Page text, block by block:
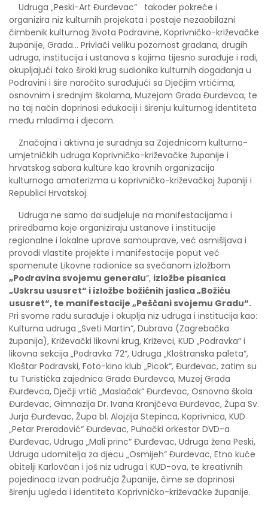
Udruga „Peski-Art Đurđevac“ također pokreće i
organizira niz kulturnih projekata i postaje nezaobilazni
čimbenik kulturnog života Podravine, Koprivničko-križevačke
županije, Grada... Privlači veliku pozornost građana, drugih
udruga, institucija i ustanova s kojima tijesno surađuje i radi,
okupljajući tako široki krug sudionika kulturnih događanja u
Podravini i šire naročito surađujući sa Dječjim vrtićima,
osnovnim i srednjim školama, Muzejom Grada Đurđevca, te
na taj način doprinosi edukaciji i širenju kulturnog identiteta
među mladima i djecom.
Značajna i aktivna je suradnja sa Zajednicom kulturno-
umjetničkih udruga Koprivničko-križevačke županije i
hrvatskog sabora kulture kao krovnih organizacija
kulturnoga amaterizma u koprivničko-križevačkoj županiji i
Republici Hrvatskoj.
Udruga ne samo da sudjeluje na manifestacijama i
priredbama koje organiziraju ustanove i institucije
regionalne i lokalne uprave samouprave, već osmišljava i
provodi vlastite projekte i manifestacije poput već
spomenute Likovne radionice sa svečanom izložbom
„Podravina svojemu generalu“, izložbe pisanica
„Uskrsu ususret“ i izložbe božićnih jaslica „Božiću
ususret“, te manifestacije „Peščani svojemu Gradu“.
Pri svome radu surađuje i okuplja niz udruga i institucija kao:
Kulturna udruga „Sveti Martin“, Dubrava (Zagrebačka
županija), Križevački likovni krug, Križevci, KUD „Podravka“ i
likovna sekcija „Podravka 72“, Udruga „Kloštranska paleta“,
Kloštar Podravski, Foto-kino klub „Picok“, Đurđevac, zatim su
tu Turistička zajednica Grada Đurđevca, Muzej Grada
Đurđevca, Dječji vrtić „Maslačak“ Đurđevac, Osnovna škola
Đurđevac, Gimnazija Dr. Ivana Kranjčeva Đurđevac, Župa Sv.
Jurja Đurđevac, Župa bl. Alojzija Stepinca, Koprivnica, KUD
„Petar Preradović“ Đurđevac, Puhački orkestar DVD-a
Đurđevac, Udruga „Mali princ“ Đurđevac, Udruga žena Peski,
Udruga udomitelja za djecu „Osmijeh“ Đurđevac, Etno kuće
obitelji Karlovčan i još niz udruga i KUD-ova, te kreativnih
pojedinaca izvan područja Županije, čime se doprinosi
širenju ugleda i identiteta Koprivničko-križevačke županije.